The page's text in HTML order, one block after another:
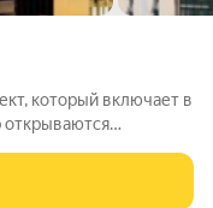
открываются
видами на